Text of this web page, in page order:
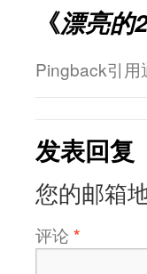
《漂亮的
Pingback引用
发表回复
您的邮箱
评论 *